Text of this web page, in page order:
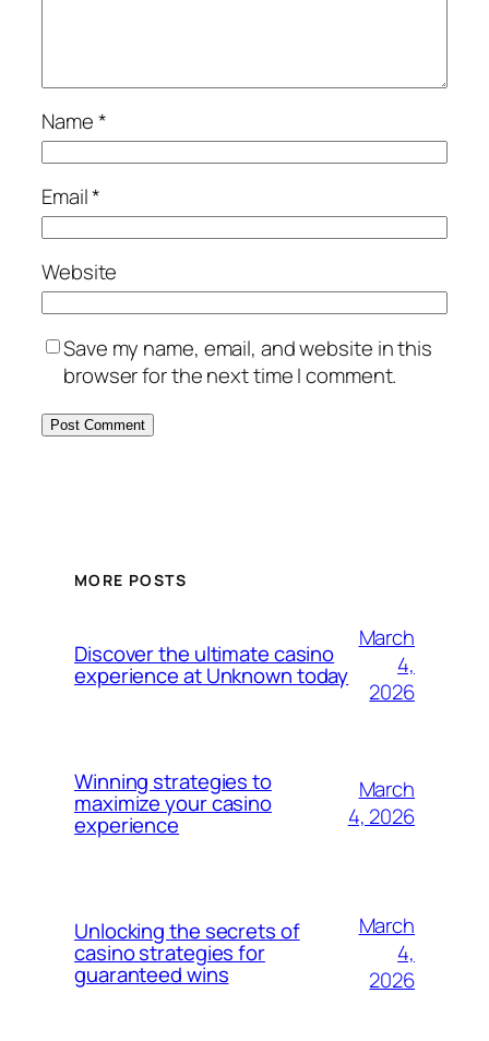
Name*
Email*
Website
Save my name, email, and website in this
browser for the next time I comment.
MORE POSTS
Discover the ultimate casino
experience at Unknown today
March
4,
2026
Winning strategies to
maximize your casino
experience
March
4, 2026
Unlocking the secrets of
casino strategies for
guaranteed wins
March
4,
2026